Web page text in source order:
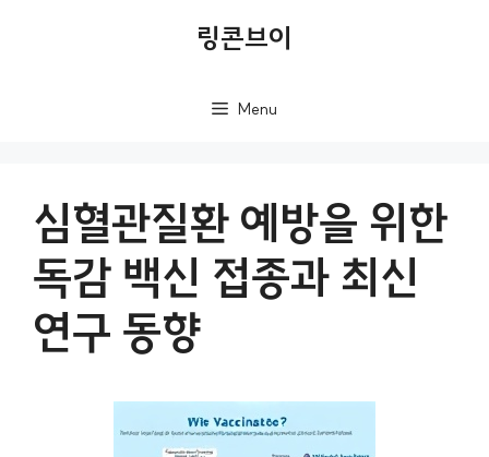
링콘브이
Menu
심혈관질환 예방을 위한
독감 백신 접종과 최신
연구 동향